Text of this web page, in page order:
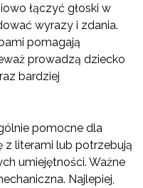
łączyć głoski w
wyrazy i zdania.
pomagają
prowadzą dziecko
bardziej
pomocne dla
z literami lub potrzebują
umiejętności. Ważne
Najlepiej,